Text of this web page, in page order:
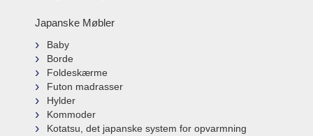
Japanske Møbler
Baby
Borde
Foldeskærme
Futon madrasser
Hylder
Kommoder
Kotatsu, det japanske system for opvarmning